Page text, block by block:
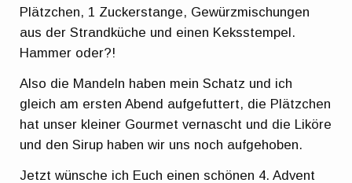
Plätzchen, 1 Zuckerstange, Gewürzmischungen
aus der Strandküche und einen Keksstempel.
Hammer oder?!
Also die Mandeln haben mein Schatz und ich
gleich am ersten Abend aufgefuttert, die Plätzchen
hat unser kleiner Gourmet vernascht und die Liköre
und den Sirup haben wir uns noch aufgehoben.
Jetzt wünsche ich Euch einen schönen 4. Advent